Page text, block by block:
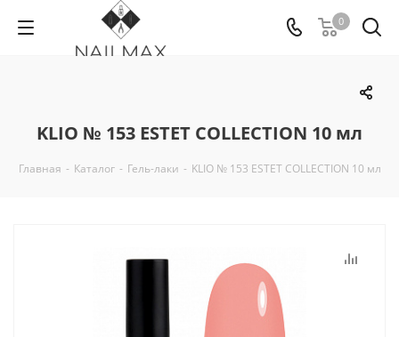
0
KLIO № 153 ESTET COLLECTION 10 мл
Главная - Каталог - Гель-лаки - KLIO № 153 ESTET COLLECTION 10 мл